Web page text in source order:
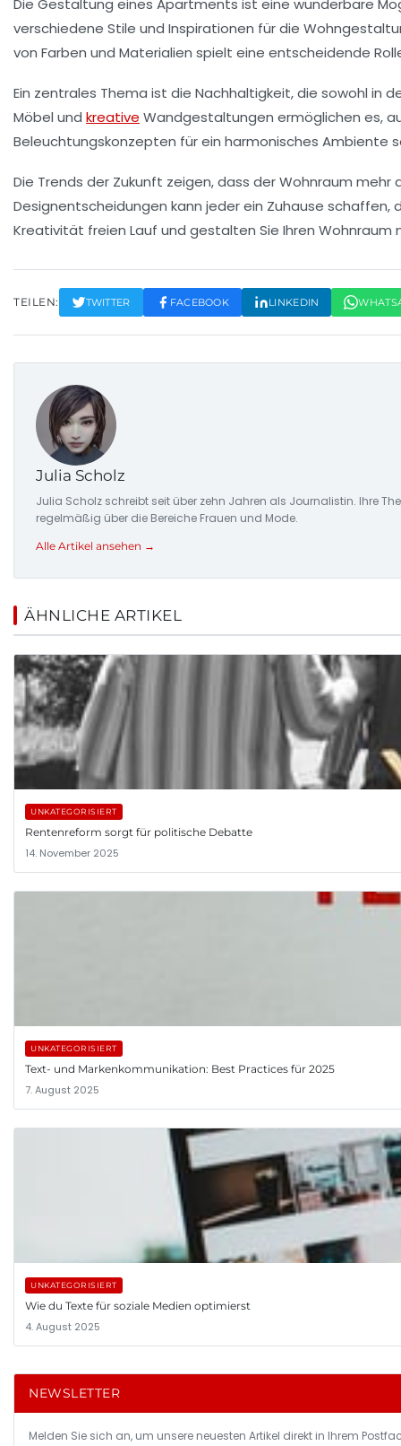
Die Gestaltung eines Apartments ist eine wunderbare
verschiedene Stile und Inspirationen für die
von Farben und Materialien spielt eine entscheidende
Ein zentrales Thema ist die Nachhaltigkeit, die sowohl in
Möbel und kreative Wandgestaltungen ermöglichen es,
Beleuchtungskonzepten für ein harmonisches Ambiente
Die Trends der Zukunft zeigen, dass der Wohnraum mehr
Designentscheidungen kann jeder ein Zuhause
Kreativität freien Lauf und gestalten Sie Ihren Wohnraum
TEILEN: TWITTER FACEBOOK LINKEDIN
Julia Scholz
Julia Scholz schreibt seit über zehn Jahren als Journalistin. Ihre
regelmäßig über die Bereiche Frauen und Mode.
Alle Artikel ansehen →
ÄHNLICHE ARTIKEL
UNKATEGORISIERT
Rentenreform sorgt für politische Debatte
14. November 2025
UNKATEGORISIERT
Text- und Markenkommunikation: Best Practices für 2025
7. August 2025
UNKATEGORISIERT
Wie du Texte für soziale Medien optimierst
4. August 2025
NEWSLETTER
Melden Sie sich an, um unsere neuesten Artikel direkt in Ihrem